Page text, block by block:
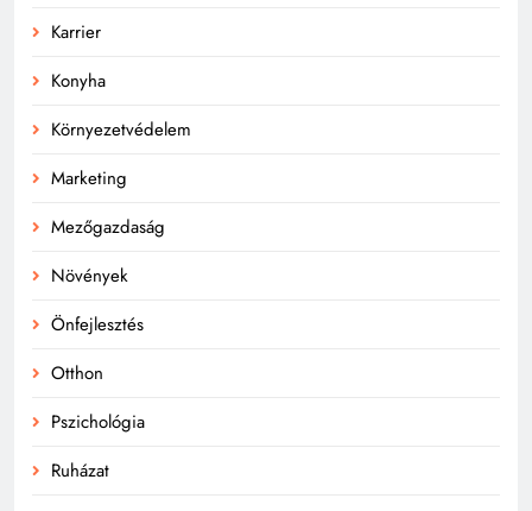
Karrier
Konyha
Környezetvédelem
Marketing
Mezőgazdaság
Növények
Önfejlesztés
Otthon
Pszichológia
Ruházat